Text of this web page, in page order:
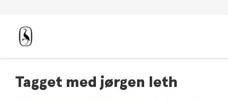
Tagget med jørgen leth